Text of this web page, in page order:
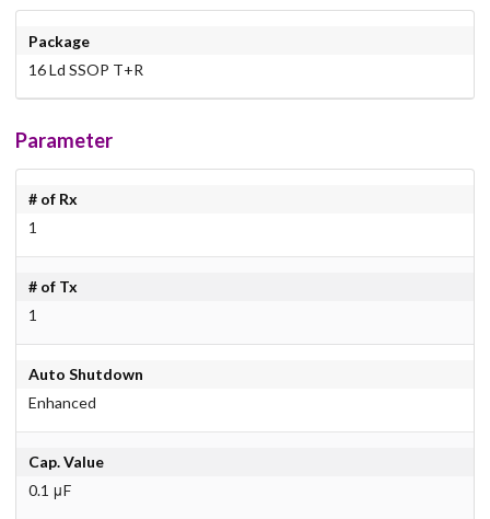
Package
16 Ld SSOP T+R
Parameter
# of Rx
1
# of Tx
1
Auto Shutdown
Enhanced
Cap. Value
0.1 μF